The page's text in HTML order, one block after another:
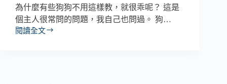
為什麼有些狗狗不用這樣教，就很乖呢？ 這是
個主人很常問的問題，我自己也問過。 狗…
閱讀全文